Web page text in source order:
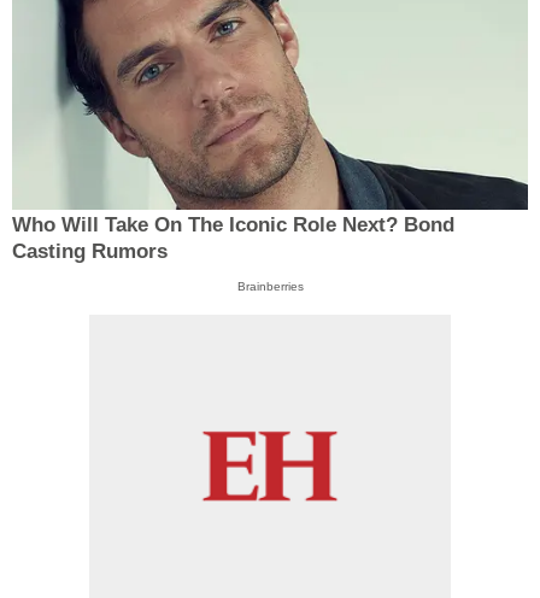
Who Will Take On The Iconic Role Next? Bond
Casting Rumors
Brainberries